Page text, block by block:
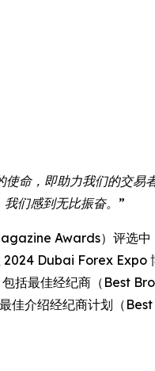
命，即助力我们的交易
们感到无比振奋。”
Awards）评选中
2024 Dubai Forex Expo
括最佳经纪商（Best
佳介绍经纪商计划（Best